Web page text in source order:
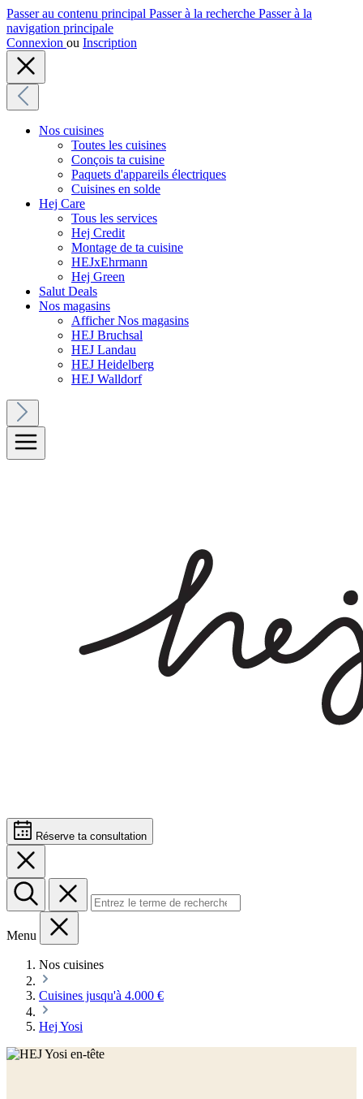
Passer au contenu principal Passer à la recherche Passer à la
navigation principale
Connexion ou Inscription
Nos cuisines
Toutes les cuisines
Conçois ta cuisine
Paquets d'appareils électriques
Cuisines en solde
Hej Care
Tous les services
Hej Credit
Montage de ta cuisine
HEJxEhrmann
Hej Green
Salut Deals
Nos magasins
Afficher Nos magasins
HEJ Bruchsal
HEJ Landau
HEJ Heidelberg
HEJ Walldorf
Réserve ta consultation
Menu
Nos cuisines
Cuisines jusqu'à 4.000 €
Hej Yosi